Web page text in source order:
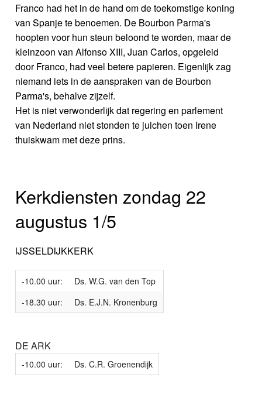
Franco had het in de hand om de toekomstige koning
van Spanje te benoemen. De Bourbon Parma's
hoopten voor hun steun beloond te worden, maar de
kleinzoon van Alfonso XIII, Juan Carlos, opgeleid
door Franco, had veel betere papieren. Eigenlijk zag
niemand iets in de aanspraken van de Bourbon
Parma's, behalve zijzelf.
Het is niet verwonderlijk dat regering en parlement
van Nederland niet stonden te juichen toen Irene
thuiskwam met deze prins.
Kerkdiensten zondag 22
augustus 1/5
IJSSELDIJKKERK
-10.00 uur:
Ds. W.G. van den Top
-18.30 uur:
Ds. E.J.N. Kronenburg
DE ARK
-10.00 uur: Ds. C.R. Groenendijk